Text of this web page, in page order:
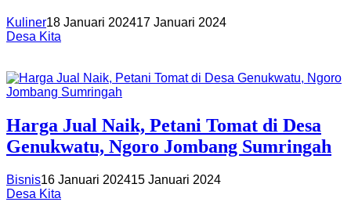
Kuliner18 Januari 202417 Januari 2024
Desa Kita
Harga Jual Naik, Petani Tomat di Desa
Genukwatu, Ngoro Jombang Sumringah
Bisnis16 Januari 202415 Januari 2024
Desa Kita